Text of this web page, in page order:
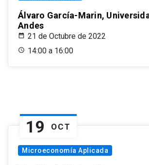
Álvaro García-Marin,
Andes
21 de Octubre de 2022
14:00 a 16:00
19 OCT
Microeconomía Aplicada